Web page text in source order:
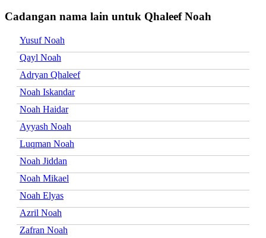
Cadangan nama lain untuk Qhaleef Noah
Yusuf Noah
Qayl Noah
Adryan Qhaleef
Noah Iskandar
Noah Haidar
Ayyash Noah
Luqman Noah
Noah Jiddan
Noah Mikael
Noah Elyas
Azril Noah
Zafran Noah